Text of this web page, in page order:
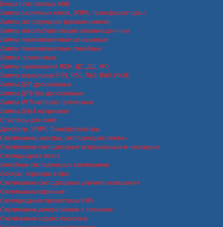
Боксы пластиковые ABB
Лампы различных типов, ЭПРА, трансформаторы
Лампы светодиодные (разные цоколи)
Лампы энергосберегающие люминисцентные
Лампы люминисцентные штырьковые
Лампы люминисцентные линейные
Лампы галогеновые
Лампы накаливания ЛОН, ДС, ДШ, МО
Лампы зеркальные R39, R50, R63, R80, ИКЗК
Лампы ДРЛ дроссельные
Лампы ДРВ без дроссельные
Лампы МГЛ металло-галогенные
Лампы ДНаТ натриевые
Стартеры для ламп
Дроссели, ЭПРА, Трансформаторы
Светильники, люстры, светодиодная лента
Светильники светодиодные встраиваемые и накладные
Светодиодная лента
Линейные светодиодные светильники
Люстры, торшеры и бра
Светильники светодиодные уличного освещения
Светильники офисные
Светодиодные прожекторы IP65
Светильники декоративные и точечные
Светильники садово-парковые